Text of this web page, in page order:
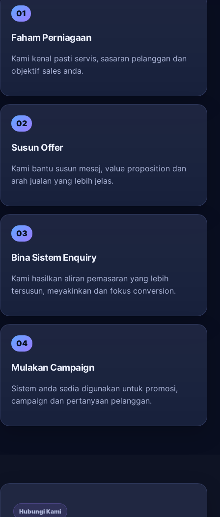
01
Faham Perniagaan
Kami kenal pasti servis, sasaran pelanggan dan
objektif sales anda.
02
Susun Offer
Kami bantu susun mesej, value proposition dan
arah jualan yang lebih jelas.
03
Bina Sistem Enquiry
Kami hasilkan aliran pemasaran yang lebih
tersusun, meyakinkan dan fokus conversion.
04
Mulakan Campaign
Sistem anda sedia digunakan untuk promosi,
campaign dan pertanyaan pelanggan.
Hubungi Kami